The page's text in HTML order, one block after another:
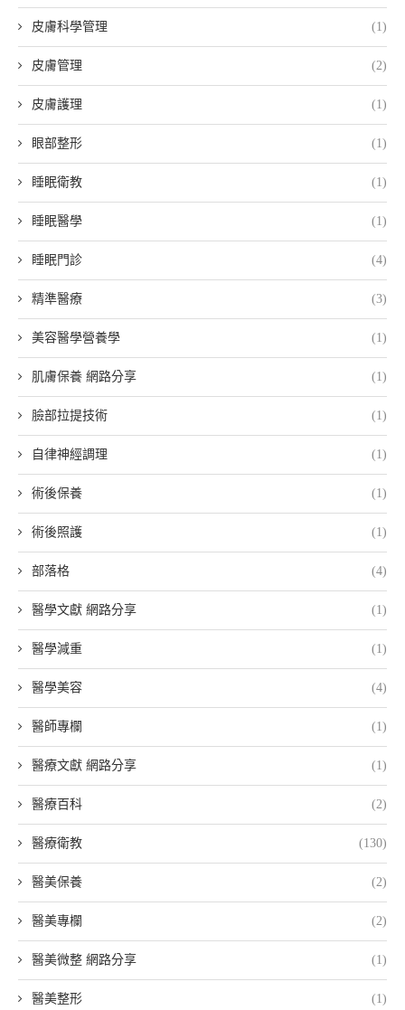
皮膚科學管理 (1)
皮膚管理 (2)
皮膚護理 (1)
眼部整形 (1)
睡眠衛教 (1)
睡眠醫學 (1)
睡眠門診 (4)
精準醫療 (3)
美容醫學營養學 (1)
肌膚保養 網路分享 (1)
臉部拉提技術 (1)
自律神經調理 (1)
術後保養 (1)
術後照護 (1)
部落格 (4)
醫學文獻 網路分享 (1)
醫學減重 (1)
醫學美容 (4)
醫師專欄 (1)
醫療文獻 網路分享 (1)
醫療百科 (2)
醫療衛教 (130)
醫美保養 (2)
醫美專欄 (2)
醫美微整 網路分享 (1)
醫美整形 (1)